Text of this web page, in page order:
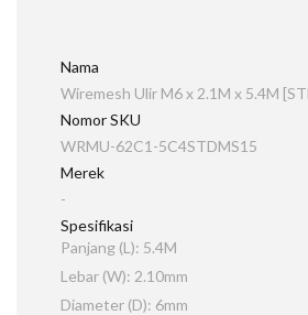
Nama
Wiremesh Ulir M6 x 2.1M x 5.4M
Nomor SKU
WRMU-62C1-5C4STDMS15
Merek
-
Spesifikasi
Panjang (L): 5.4M
Lebar (W): 2.10mm
Diameter (D): 6mm